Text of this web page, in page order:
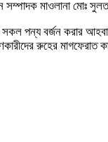
সম্পাদক মাওলানা মোঃ
সকল পন্য বর্জন করার
রুহের মাগফেরাত